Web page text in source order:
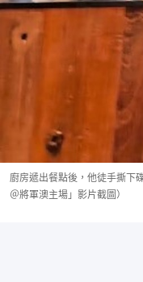
廚房遞出餐點後，他徒手撕下
＠將軍澳主場」影片截圖）